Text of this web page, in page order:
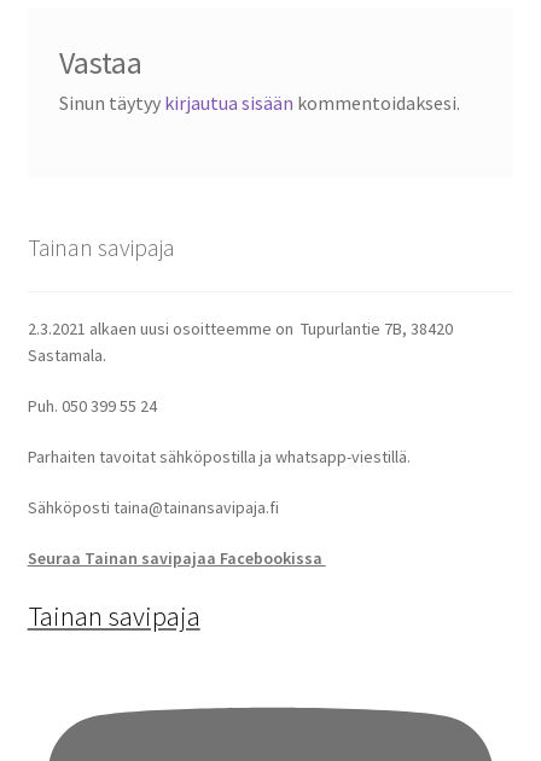
Vastaa
Sinun täytyy kirjautua sisään kommentoidaksesi.
Tainan savipaja
2.3.2021 alkaen uusi osoitteemme on Tupurlantie 7B, 38420
Sastamala.
Puh. 050 399 55 24
Parhaiten tavoitat sähköpostilla ja whatsapp-viestillä.
Sähköposti taina@tainansavipaja.fi
Seuraa Tainan savipajaa Facebookissa
Tainan savipaja